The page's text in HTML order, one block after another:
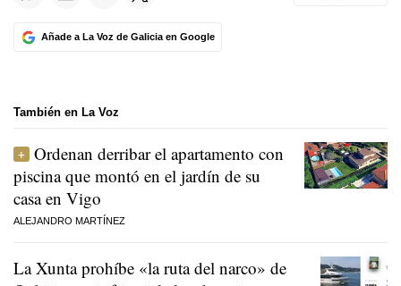
Añade a La Voz de Galicia en Google
También en La Voz
Ordenan derribar el apartamento con
piscina que montó en el jardín de su
casa en Vigo
ALEJANDRO MARTÍNEZ
La Xunta prohíbe «la ruta del narco» de